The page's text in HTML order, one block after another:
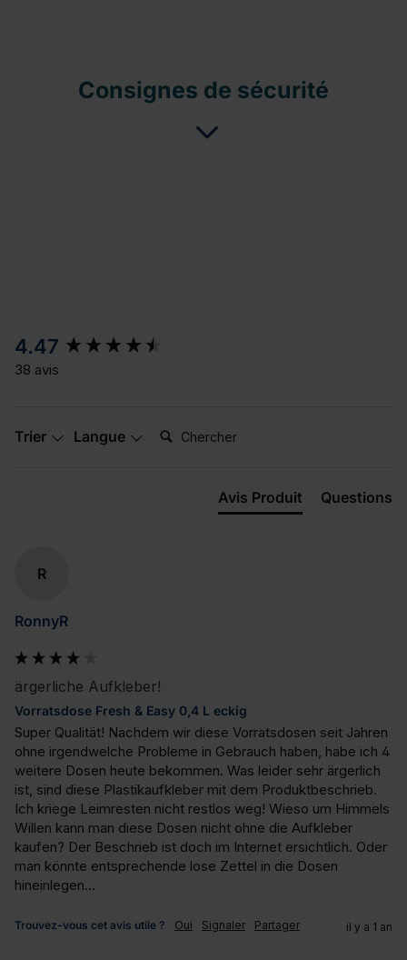
Consignes de sécurité
4.47
38 avis
Trier Langue Chercher:
Avis Produit Questions
R
RonnyR
ärgerliche Aufkleber!
Vorratsdose Fresh & Easy 0,4 L eckig
Super Qualität! Nachdem wir diese Vorratsdosen seit Jahren
ohne irgendwelche Probleme in Gebrauch haben, habe ich 4
weitere Dosen heute bekommen. Was leider sehr ärgerlich
ist, sind diese Plastikaufkleber mit dem Produktbeschrieb.
Ich kriege Leimresten nicht restlos weg! Wieso um Himmels
Willen kann man diese Dosen nicht ohne die Aufkleber
kaufen? Der Beschrieb ist doch im Internet ersichtlich. Oder
man könnte entsprechende lose Zettel in die Dosen
hineinlegen...
Trouvez-vous cet avis utile ? Oui Signaler Partager il y a 1 an
New content loaded